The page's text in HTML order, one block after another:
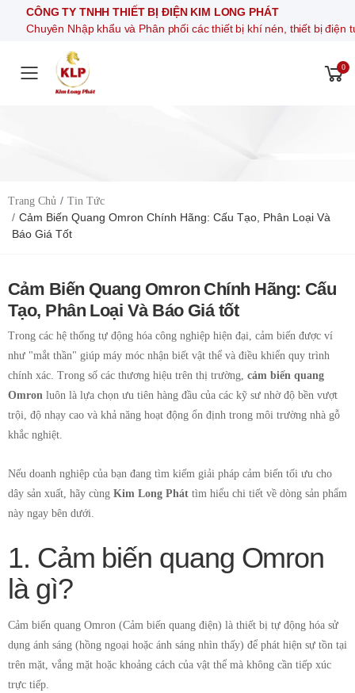
CÔNG TY TNHH THIẾT BỊ ĐIỆN KIM LONG PHÁT
Chuyên Nhập khẩu và Phân phối các thiết bị khí nén, thiết
Toggle mobile menu
0
Trang Chủ Tin Tức
Cảm Biến Quang Omron Chính Hãng: Cấu Tạo, Phân Loại Và
Báo Giá Tốt
Cảm Biến Quang Omron Chính Hãng: Cấu
Tạo, Phân Loại Và Báo Giá tốt
Trong các hệ thống tự động hóa công nghiệp hiện đại, cảm biến được ví
như "mắt thần" giúp máy móc nhận biết vật thể và điều khiển quy trình
chính xác. Trong số các thương hiệu trên thị trường, cảm biến quang
Omron luôn là lựa chọn ưu tiên hàng đầu của các kỹ sư nhờ độ bền vượt
trội, độ nhạy cao và khả năng hoạt động ổn định trong môi trường nhà gỗ
khắc nghiệt.
Nếu doanh nghiệp của bạn đang tìm kiếm giải pháp cảm biến tối ưu cho
dây sản xuất, hãy cùng Kim Long Phát tìm hiểu chi tiết về dòng sản phẩm
này ngay bên dưới.
1. Cảm biến quang Omron
là gì?
Cảm biến quang Omron (Cảm biến quang điện) là thiết bị tự động hóa sử
dụng ánh sáng (hồng ngoại hoặc ánh sáng nhìn thấy) để phát hiện sự tồn tại
trên mặt, vắng mặt hoặc khoảng cách của vật thể mà không cần tiếp xúc
trực tiếp.